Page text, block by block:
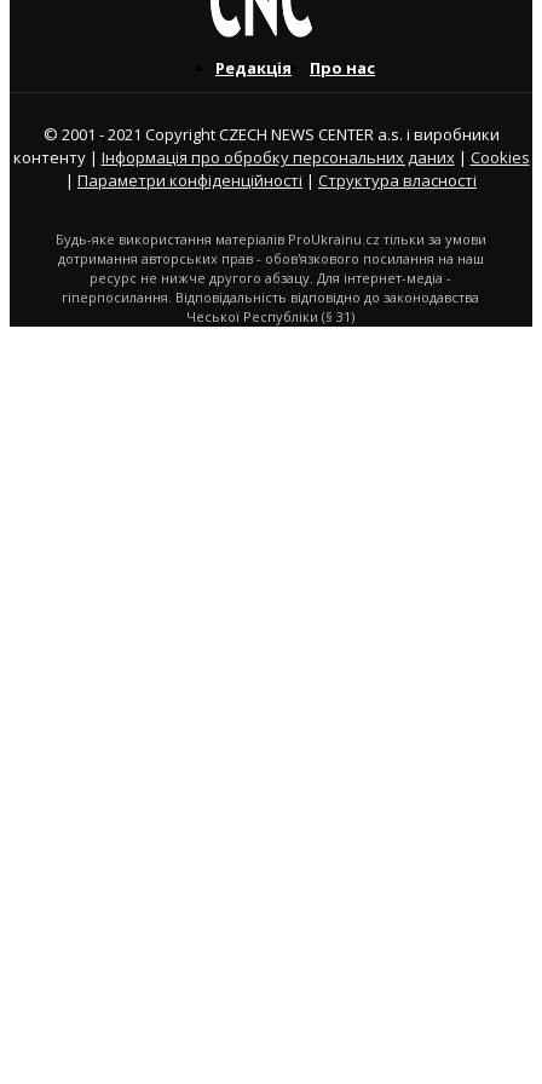
Редакція Про нас
© 2001 - 2021 Copyright CZECH NEWS CENTER a.s. і виробники
контенту | Інформація про обробку персональних даних| Cookies
| Параметри конфіденційності | Структура власності
Будь-яке використання матеріалів ProUkrainu.cz тільки за умови
дотримання авторських прав - обов'язкового посилання на наш
ресурс не нижче другого абзацу. Для інтернет-медіа -
гіперпосилання. Відповідальність відповідно до законодавства
Чеської Республіки (§ 31)